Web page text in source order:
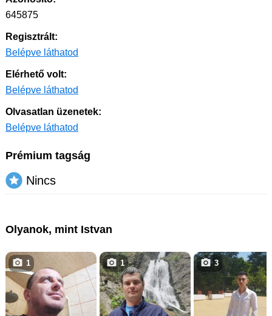
645875
Regisztrált:
Belépve láthatod
Elérhető volt:
Belépve láthatod
Olvasatlan üzenetek:
Belépve láthatod
Prémium tagság
Nincs
Olyanok, mint Istvan
1 1 3